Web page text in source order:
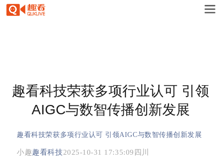
趣看科技荣获多项行业认可 引领
AIGC与数智传播创新发展
趣看科技荣获多项行业认可 引领AIGC与数智传播创新发展
小趣趣看科技2025-10-31 17:35:09 四川